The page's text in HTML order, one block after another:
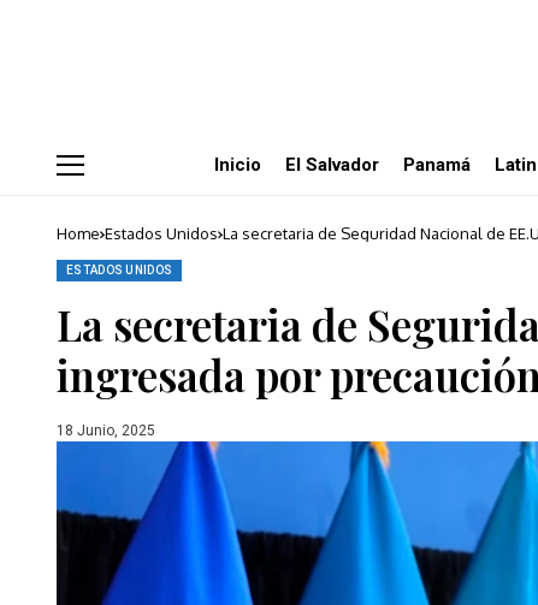
Inicio El Salvador Panamá
Home Estados Unidos La secretaria de Seguridad Nacional de
ESTADOS UNIDOS
La secretaria de
ingresada por
18 Junio, 2025